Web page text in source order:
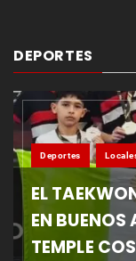
DEPORTES
Deportes
EL
EN BUENOS
TEMPLE